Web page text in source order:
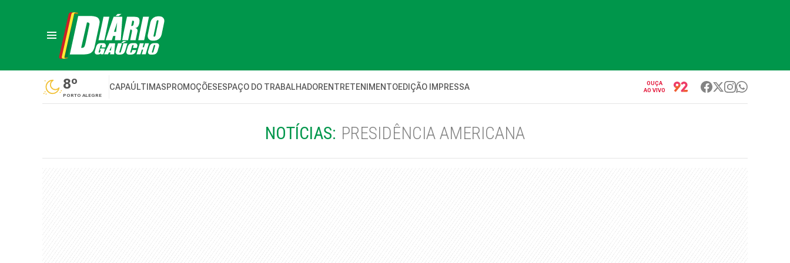
8º
PORTO ALEGRE
CAPAÚLTIMASPROMOÇÕESESPAÇO DO TRABALHADORENTRETENIMENTOEDIÇÃO IMPRESSA
OUÇA
AO VIVO
NOTÍCIAS: PRESIDÊNCIA AMERICANA